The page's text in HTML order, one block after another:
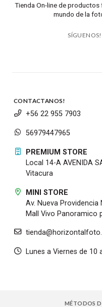
Tienda On-line de
mundo de la
SÍGUENOS!
CONTACTANOS!
+56 22 955 7903
56979447965
PREMIUM STORE
Local 14-A AVENIDA
Vitacura
MINI STORE
Av. Nueva Providencia
Mall Vivo Panoramico
Lunes a Viernes de 10
MÉTODOS